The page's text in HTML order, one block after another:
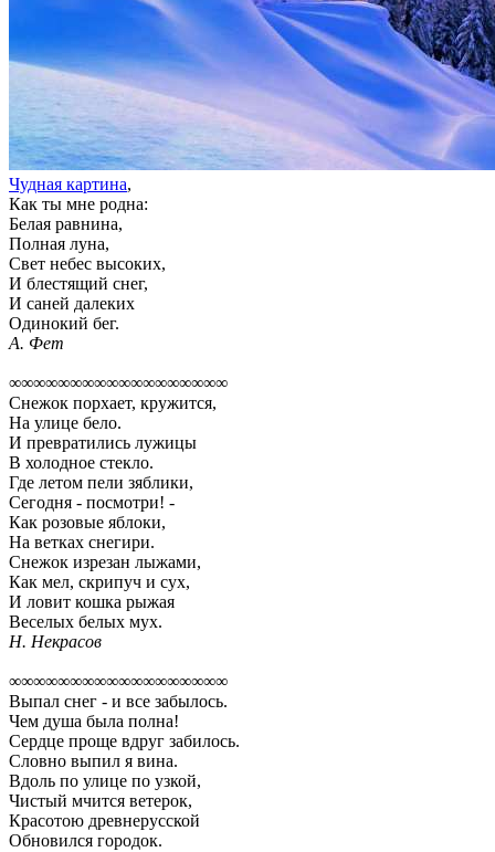
Чудная картина,
Как ты мне родна:
Белая равнина,
Полная луна,
Свет небес высоких,
И блестящий снег,
И саней далеких
Одинокий бег.
А. Фет
∞∞∞∞∞∞∞∞∞∞∞∞∞∞∞∞∞∞
Снежок порхает, кружится,
На улице бело.
И превратились лужицы
В холодное стекло.
Где летом пели зяблики,
Сегодня - посмотри! -
Как розовые яблоки,
На ветках снегири.
Снежок изрезан лыжами,
Как мел, скрипуч и сух,
И ловит кошка рыжая
Веселых белых мух.
Н. Некрасов
∞∞∞∞∞∞∞∞∞∞∞∞∞∞∞∞∞∞
Выпал снег - и все забылось.
Чем душа была полна!
Сердце проще вдруг забилось.
Словно выпил я вина.
Вдоль по улице по узкой,
Чистый мчится ветерок,
Красотою древнерусской
Обновился городок.